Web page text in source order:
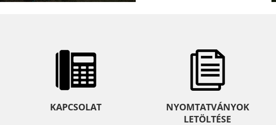
KAPCSOLAT
NYOMTATVÁNYOK
LETÖLTÉSE